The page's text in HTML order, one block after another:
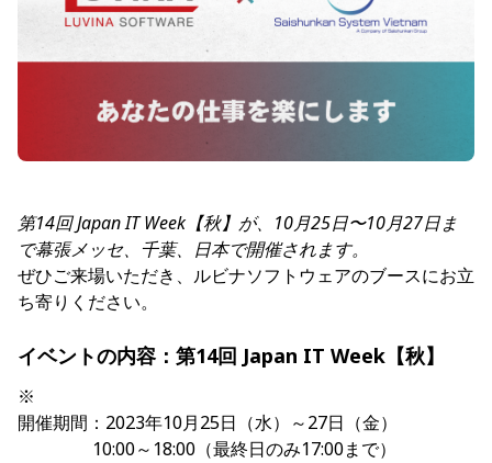
第14回 Japan IT Week【秋】が、10月25日〜10月27日ま
で幕張メッセ、千葉、日本で開催されます。
ぜひご来場いただき、ルビナソフトウェアのブースにお立
ち寄りください。
イベントの内容：第14回 Japan IT Week【秋】
※
開催期間：2023年10月25日（水）～27日（金）
10:00～18:00（最終日のみ17:00まで）